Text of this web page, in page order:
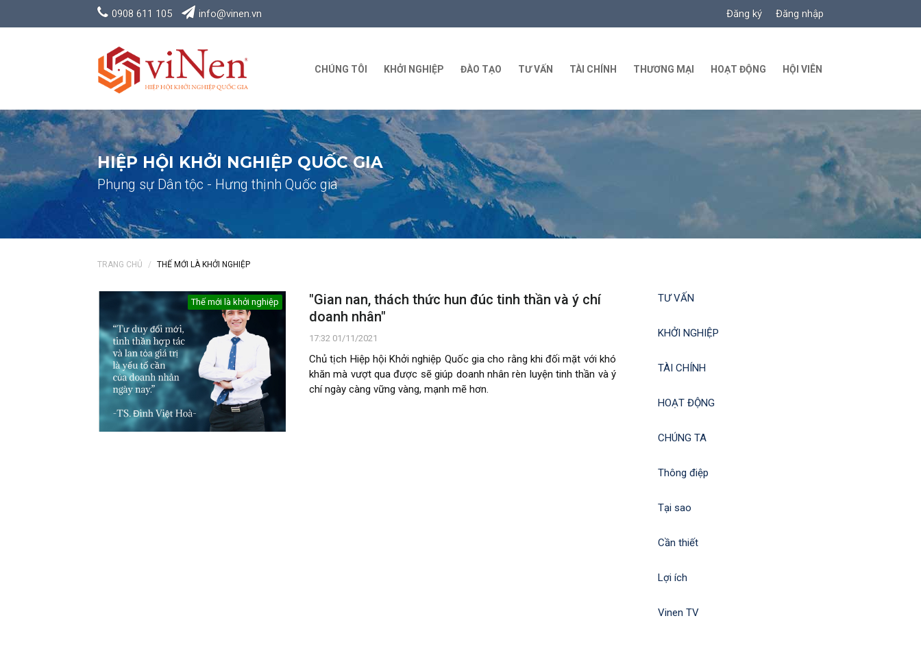
0908 611 105 info@vinen.vn Đăng nhập
Đăng ký
CHÚNG TÔI KHỞI NGHIỆP ĐÀO TẠO TƯ VẤN TÀI CHÍNH THƯƠNG MẠI HOẠT ĐỘNG HỘI VIÊN
HIỆP HỘI KHỞI NGHIỆP QUỐC GIA
Phụng sự Dân tộc - Hưng thịnh Quốc gia
TRANG CHỦ THẾ MỚI LÀ KHỞI NGHIỆP
Thế mới là khởi nghiệp
"Gian nan, thách thức hun đúc tinh thần và ý chí
doanh nhân"
17:32 01/11/2021
Chủ tịch Hiệp hội Khởi nghiệp Quốc gia cho rằng khi đối mặt với khó
khăn mà vượt qua được sẽ giúp doanh nhân rèn luyện tinh thần và ý
chí ngày càng vững vàng, mạnh mẽ hơn.
TƯ VẤN
KHỞI NGHIỆP
TÀI CHÍNH
HOẠT ĐỘNG
CHÚNG TA
Thông điệp
Tại sao
Cần thiết
Lợi ích
Vinen TV